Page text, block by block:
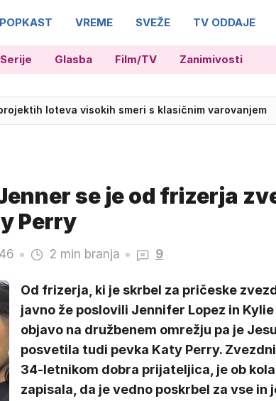
POPKAST VREME SVEŽE TV ODDAJE
Serije Glasba Film/TV Zanimivosti
Italiji, uvajajo mejni nadzor italijanskih potnikov
se je od frizerja
Perry
2 min branja 9
Od frizerja, ki je skrbel za pričeske
javno že poslovili Jennifer Lopez in Kylie
objavo na družbenem omrežju pa je
posvetila tudi pevka Katy Perry.
34-letnikom dobra prijateljica, je ob
zapisala, da je vedno poskrbel za vse in